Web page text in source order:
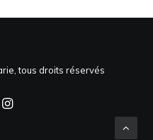
tous droits réservés